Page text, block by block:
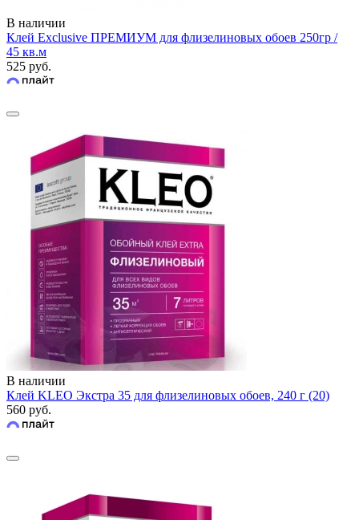
В наличии
Клей Exclusive ПРЕМИУМ для флизелиновых обоев 250гр /
45 кв.м
525 руб.
В наличии
Клей KLEO Экстра 35 для флизелиновых обоев, 240 г (20)
560 руб.